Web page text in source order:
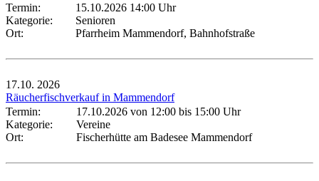
Termin:
15.10.2026 14:00 Uhr
Kategorie:
Senioren
Ort:
Pfarrheim Mammendorf, Bahnhofstraße
17.10. 2026
Räucherfischverkauf in Mammendorf
Termin:
17.10.2026 von 12:00 bis 15:00 Uhr
Kategorie:
Vereine
Ort:
Fischerhütte am Badesee Mammendorf